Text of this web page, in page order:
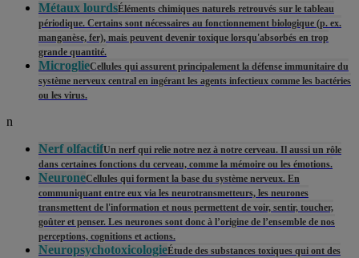
Métaux lourdsÉléments chimiques naturels retrouvés sur le tableau
périodique. Certains sont nécessaires au fonctionnement biologique (p. ex.
manganèse, fer), mais peuvent devenir toxique lorsqu'absorbés en trop
grande quantité.
MicroglieCellules qui assurent principalement la défense immunitaire du
système nerveux central en ingérant les agents infectieux comme les bactéries
ou les virus.
n
Nerf olfactifUn nerf qui relie notre nez à notre cerveau. Il aussi un rôle
dans certaines fonctions du cerveau, comme la mémoire ou les émotions.
NeuroneCellules qui forment la base du système nerveux. En
communiquant entre eux via les neurotransmetteurs, les neurones
transmettent de l'information et nous permettent de voir, sentir, toucher,
goûter et penser. Les neurones sont donc à l’origine de l’ensemble de nos
perceptions, cognitions et actions.
NeuropsychotoxicologieÉtude des substances toxiques qui ont des